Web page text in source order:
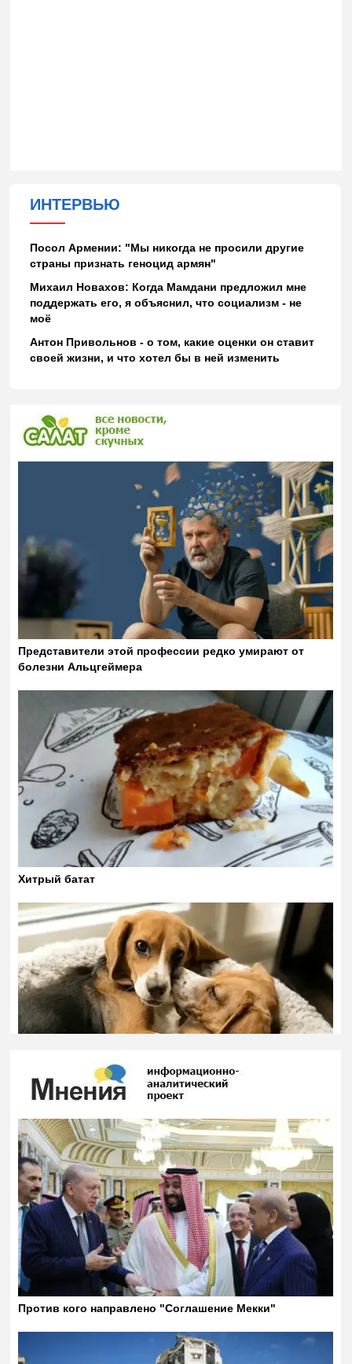
ИНТЕРВЬЮ
Посол Армении: "Мы никогда не просили другие
страны признать геноцид армян"
Михаил Новахов: Когда Мамдани предложил мне
поддержать его, я объяснил, что социализм - не
моё
Антон Привольнов - о том, какие оценки он ставит
своей жизни, и что хотел бы в ней изменить